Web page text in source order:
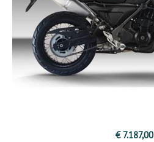
€ 7.187,00